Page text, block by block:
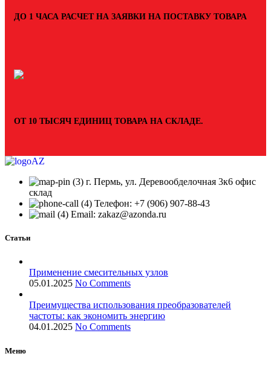
ДО 1 ЧАСА РАСЧЕТ НА ЗАЯВКИ НА ПОСТАВКУ ТОВАРА
ОТ 10 ТЫСЯЧ ЕДИНИЦ ТОВАРА НА СКЛАДЕ.
г. Пермь, ул. Деревообделочная 3к6 офис
склад
Телефон: +7 (906) 907-88-43
Email: zakaz@azonda.ru
Статьи
Применение смесительных узлов
05.01.2025 No Comments
Преимущества использования преобразователей
частоты: как экономить энергию
04.01.2025 No Comments
Меню